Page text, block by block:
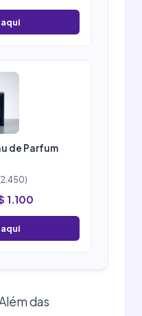
de Parfum
1.100
das